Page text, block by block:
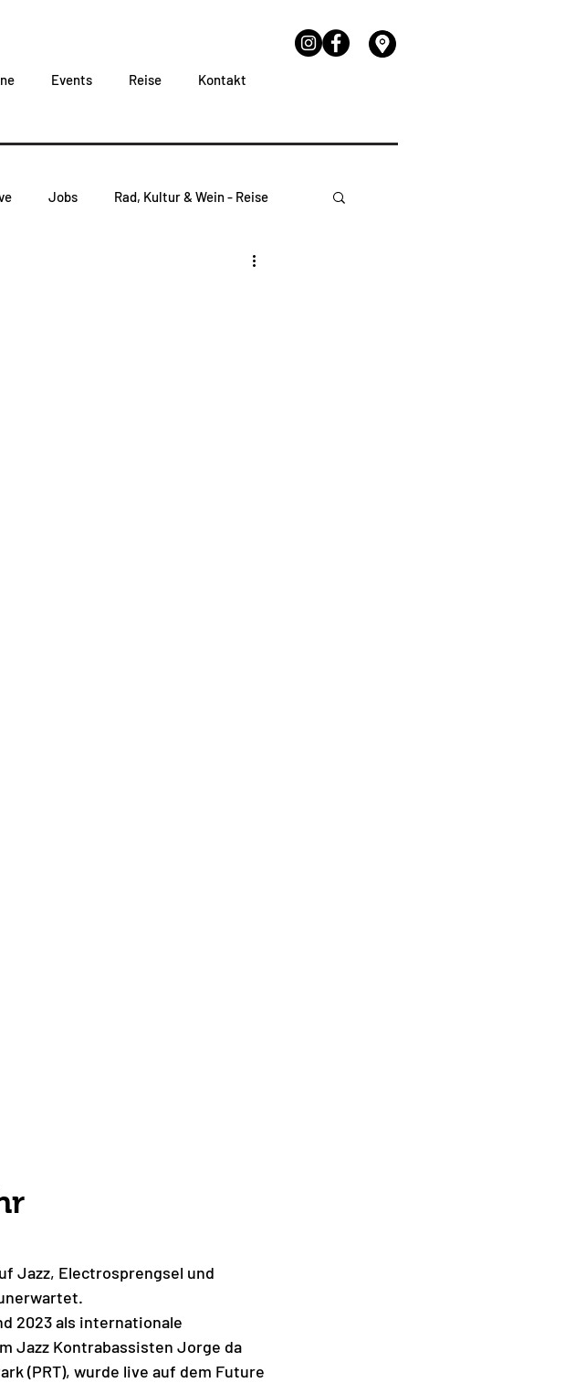
Events Reise Kontakt
Jobs Rad, Kultur & Wein - Reise
Jazz, Electrosprengsel und
2023 als internationale
Jazz Kontrabassisten Jorge da
(PRT), wurde live auf dem Future